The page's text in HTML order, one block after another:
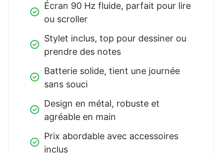
Écran 90 Hz fluide, parfait pour lire
ou scroller
Stylet inclus, top pour dessiner ou
prendre des notes
Batterie solide, tient une journée
sans souci
Design en métal, robuste et
agréable en main
Prix abordable avec accessoires
inclus